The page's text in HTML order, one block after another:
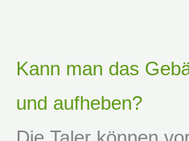
Kann man das
und aufheben?